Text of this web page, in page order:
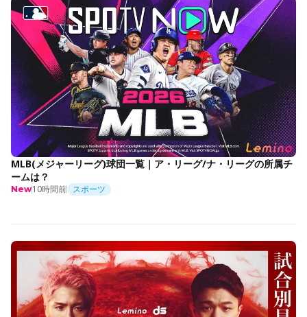
MLB(メジャーリーグ)球団一覧｜ア・リーグ/ナ・リーグの所属チ
ームは？
New10時間前 スポーツ